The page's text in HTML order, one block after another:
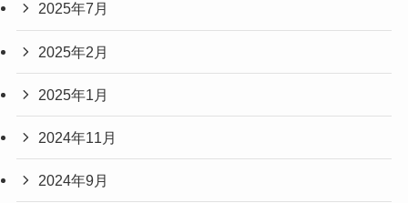
2025年7月
2025年2月
2025年1月
2024年11月
2024年9月